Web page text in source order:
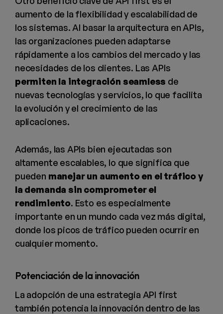
aumento de la flexibilidad y escalabilidad de
los sistemas. Al basar la arquitectura en APIs,
las organizaciones pueden adaptarse
rápidamente a los cambios del mercado y las
necesidades de los clientes. Las APIs
permiten la integración seamless de
nuevas tecnologías y servicios, lo que facilita
la evolución y el crecimiento de las
aplicaciones.
Además, las APIs bien ejecutadas son
altamente escalables, lo que significa que
pueden manejar un aumento en el tráfico y
la demanda sin comprometer el
rendimiento. Esto es especialmente
importante en un mundo cada vez más digital,
donde los picos de tráfico pueden ocurrir en
cualquier momento.
Potenciación de la innovación
La adopción de una estrategia API first
también potencia la innovación dentro de las